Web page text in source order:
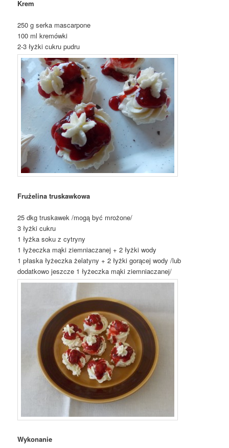
Krem
250 g serka mascarpone
100 ml kremówki
2-3 łyżki cukru pudru
Frużelina truskawkowa
25 dkg truskawek /mogą być mrożone/
3 łyżki cukru
1 łyżka soku z cytryny
1 łyżeczka mąki ziemniaczanej + 2 łyżki wody
1 płaska łyżeczka żelatyny + 2 łyżki gorącej wody /lub
dodatkowo jeszcze 1 łyżeczka mąki ziemniaczanej/
Wykonanie